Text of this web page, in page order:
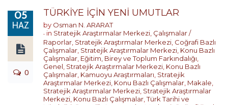
05
HAZ
0
TÜRKİYE İÇİN YENİ UMUTLAR
by Osman N. ARARAT
in Stratejik Araştırmalar Merkezi Çalışmalar /
Raporlar Stratejik Araştırmalar Merkezi Coğrafi Bazlı
Çalışmalar Stratejik Araştırmalar Merkezi Konu Bazlı
Çalışmalar Eğitim, Birey ve Toplum Farkındalığı
Genel Stratejik Araştırmalar Merkezi Konu Bazlı
Çalışmalar Kamuoyu Araştırmaları Stratejik
Araştırmalar Merkezi Konu Bazlı Çalışmalar Makale
Stratejik Araştırmalar Merkezi Stratejik Araştırmalar
Merkezi Konu Bazlı Çalışmalar ,Türk Tarihi ve